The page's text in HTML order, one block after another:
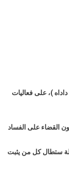
)، على فعاليات
القضاء على الفساد
ستطال كل من يثبت